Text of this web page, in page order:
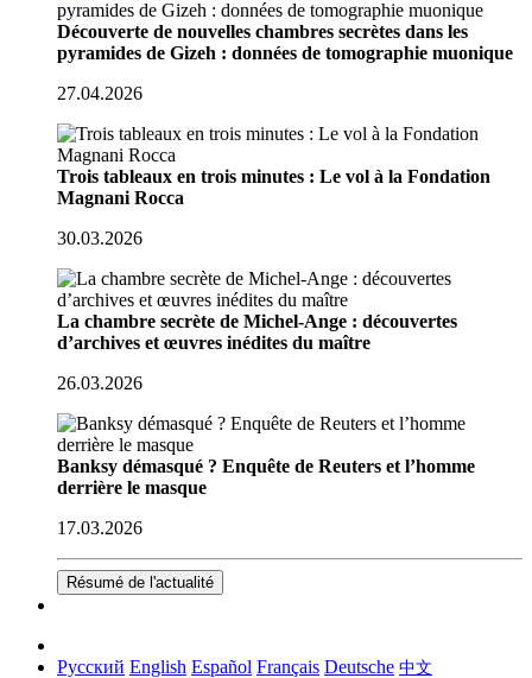
Découverte de nouvelles chambres secrètes dans les
pyramides de Gizeh : données de tomographie muonique
27.04.2026
Trois tableaux en trois minutes : Le vol à la Fondation
Magnani Rocca
30.03.2026
La chambre secrète de Michel-Ange : découvertes
d’archives et œuvres inédites du maître
26.03.2026
Banksy démasqué ? Enquête de Reuters et l’homme
derrière le masque
17.03.2026
Résumé de l'actualité
Русский English Español Français Deutsche 中文